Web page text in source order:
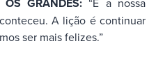
A lição é continuar
ser mais felizes.”